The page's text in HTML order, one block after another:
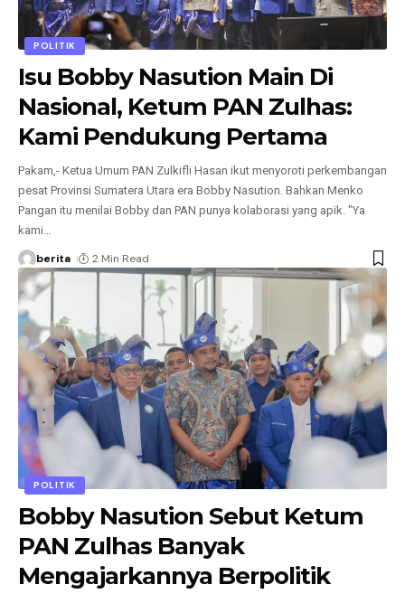
POLITIK
Isu Bobby Nasution Main Di
Nasional, Ketum PAN Zulhas:
Kami Pendukung Pertama
Pakam,- Ketua Umum PAN Zulkifli Hasan ikut menyoroti perkembangan
pesat Provinsi Sumatera Utara era Bobby Nasution. Bahkan Menko
Pangan itu menilai Bobby dan PAN punya kolaborasi yang apik. "Ya
kami
berita 2 Min Read
POLITIK
Bobby Nasution Sebut Ketum
PAN Zulhas Banyak
Mengajarkannya Berpolitik